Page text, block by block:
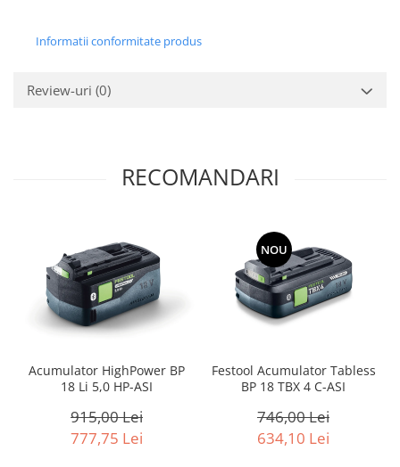
Informatii conformitate produs
Review-uri (0)
RECOMANDARI
Acumulator HighPower BP
18 Li 5,0 HP-ASI
915,00 Lei
777,75 Lei
NOU
Festool Acumulator Tabless
BP 18 TBX 4 C-ASI
746,00 Lei
634,10 Lei